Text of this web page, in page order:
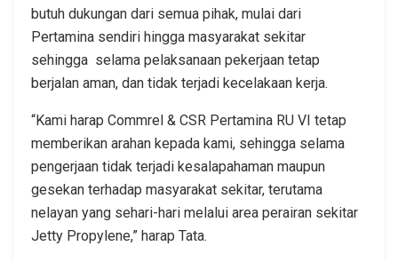
butuh dukungan dari semua pihak, mulai dari
Pertamina sendiri hingga masyarakat sekitar
sehingga selama pelaksanaan pekerjaan tetap
berjalan aman, dan tidak terjadi kecelakaan kerja.
“Kami harap Commrel & CSR Pertamina RU VI tetap
memberikan arahan kepada kami, sehingga selama
pengerjaan tidak terjadi kesalapahaman maupun
gesekan terhadap masyarakat sekitar, terutama
nelayan yang sehari-hari melalui area perairan sekitar
Jetty Propylene,” harap Tata.